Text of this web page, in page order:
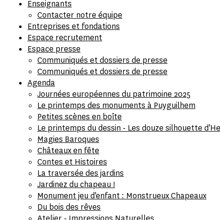
Enseignants
Contacter notre équipe
Entreprises et fondations
Espace recrutement
Espace presse
Communiqués et dossiers de presse
Communiqués et dossiers de presse
Agenda
Journées européennes du patrimoine 2025
Le printemps des monuments à Puyguilhem
Petites scènes en boîte
Le printemps du dessin - Les douze silhouette
Magies Baroques
Châteaux en fête
Contes et Histoires
La traversée des jardins
Jardinez du chapeau !
Monument jeu d'enfant : Monstrueux Chapeaux
Du bois des rêves